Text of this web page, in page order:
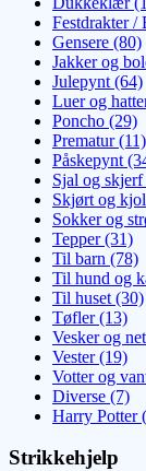
Festdrakter /
Gensere (80)
Jakker og
Julepynt (64)
Luer og
Poncho (29)
Prematur (11)
Påskepynt
Sjal og
Skjørt og
Sokker og
Tepper (31)
Til barn (78)
Til hund og
Til huset (30)
Tøfler (13)
Vesker og
Vester (19)
Votter og
Diverse (7)
Harry Potter
Strikkehjelp